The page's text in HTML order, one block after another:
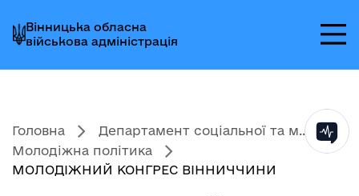
до
головного
меню
до
головного
вмісту
до
головного
колонтитула
Вінницька обласна
військова адміністрація
Головна
Департамент соціальної та м...
Молодіжна політика
МОЛОДІЖНИЙ КОНГРЕС ВІННИЧЧИНИ